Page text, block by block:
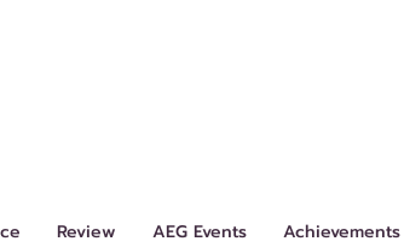
Review AEG Events Achievements